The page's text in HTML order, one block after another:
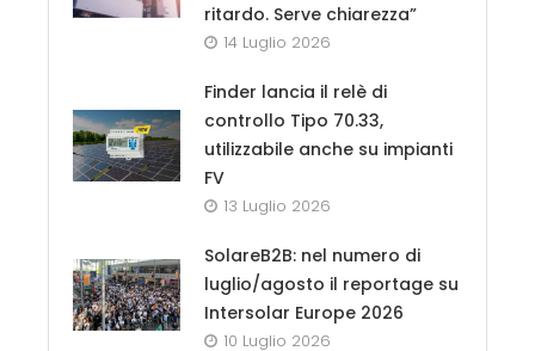
ritardo. Serve chiarezza”
14 Luglio 2026
Finder lancia il relè di
controllo Tipo 70.33,
utilizzabile anche su impianti
FV
13 Luglio 2026
SolareB2B: nel numero di
luglio/agosto il reportage su
Intersolar Europe 2026
10 Luglio 2026